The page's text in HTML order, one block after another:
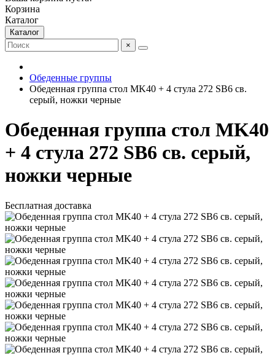
Корзина
Каталог
Каталог
×
Обеденные группы
Обеденная группа стол MK40 + 4 стула 272 SB6 св.
серый, ножки черные
Обеденная группа стол MK40
+ 4 стула 272 SB6 св. серый,
ножки черные
Бесплатная доставка